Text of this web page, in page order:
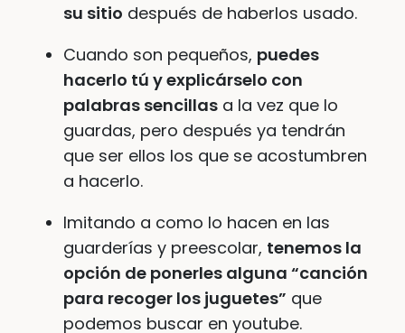
su sitio después de haberlos usado.
Cuando son pequeños, puedes
hacerlo tú y explicárselo con
palabras sencillas a la vez que lo
guardas, pero después ya tendrán
que ser ellos los que se acostumbren
a hacerlo.
Imitando a como lo hacen en las
guarderías y preescolar, tenemos la
opción de ponerles alguna “canción
para recoger los juguetes” que
podemos buscar en youtube.